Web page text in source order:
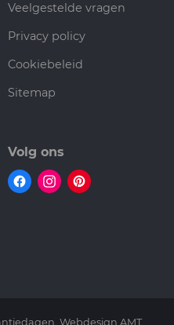
Veelgestelde vragen
Privacy policy
Cookiebeleid
Sitemap
Volg ons
Webdesign AMT